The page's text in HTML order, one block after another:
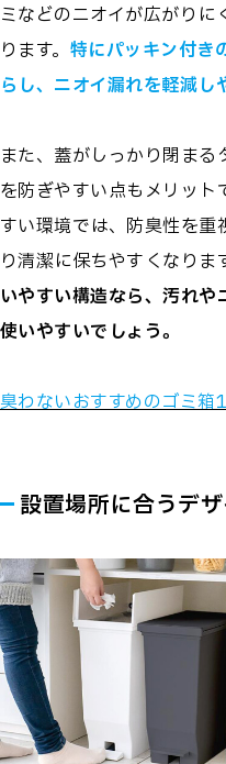
ミなどのニオイが広がり
ります。 特にパッキン付き
らし、ニオイ漏れを軽減し
また、蓋がしっかり閉ま
を防ぎやすい点もメリット
すい環境では、防臭性を重
り清潔に保ちやすくなりま
いやすい構造なら、汚れ
使いやすいでしょう。
臭わないおすすめのゴミ
設置場所に合うデ